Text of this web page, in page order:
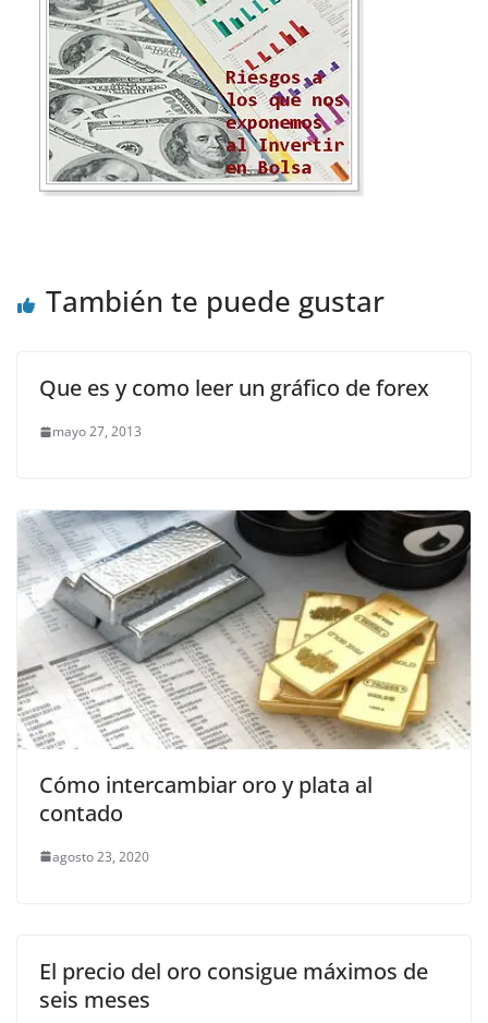
También te puede gustar
Que es y como leer un gráfico de forex
mayo 27, 2013
Cómo intercambiar oro y plata al
contado
agosto 23, 2020
El precio del oro consigue máximos de
seis meses